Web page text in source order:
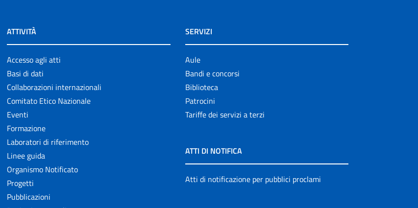
ATTIVITÀ
Accesso agli atti
Basi di dati
Collaborazioni internazionali
Comitato Etico Nazionale
Eventi
Formazione
Laboratori di riferimento
Linee guida
Organismo Notificato
Progetti
Pubblicazioni
SERVIZI
Aule
Bandi e concorsi
Biblioteca
Patrocini
Tariffe dei servizi a terzi
ATTI DI NOTIFICA
Atti di notificazione per pubblici proclami